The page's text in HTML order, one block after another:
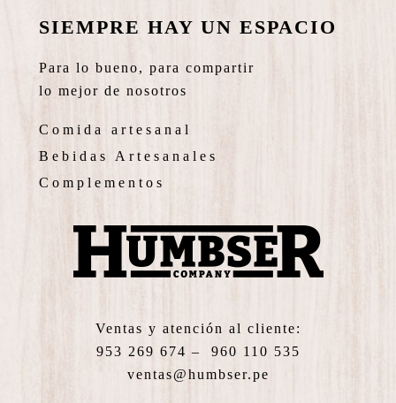
SIEMPRE HAY UN ESPACIO
Para lo bueno, para compartir
lo mejor de nosotros
Comida artesanal
Bebidas Artesanales
Complementos
Ventas y atención al cliente:
953 269 674 – 960 110 535
ventas@humbser.pe